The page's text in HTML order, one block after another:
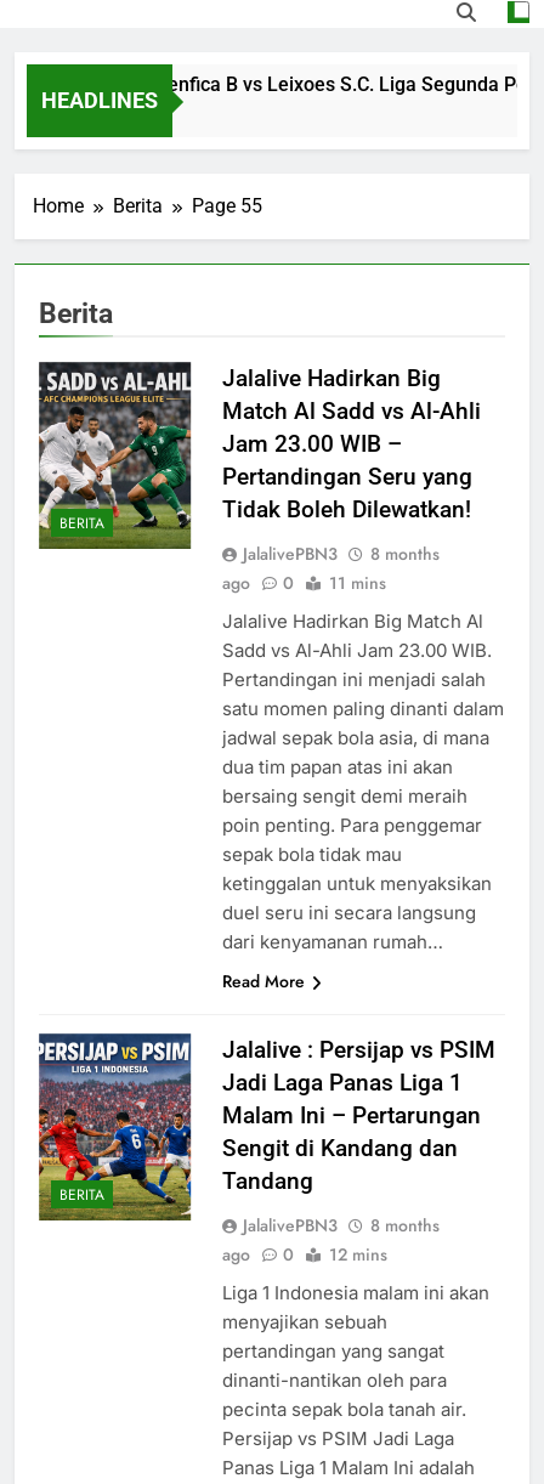
HEADLINES
S.L. Benfica B vs Leixoes S.C. Liga Segunda
Home Berita Page 55
Berita
BERITA
Jalalive Hadirkan Big
Match Al Sadd vs Al-Ahli
Jam 23.00 WIB –
Pertandingan Seru yang
Tidak Boleh Dilewatkan!
JalalivePBN3
8 months
ago
0 11 mins
Jalalive Hadirkan Big Match Al
Sadd vs Al-Ahli Jam 23.00 WIB.
Pertandingan ini menjadi salah
satu momen paling dinanti dalam
jadwal sepak bola asia, di mana
dua tim papan atas ini akan
bersaing sengit demi meraih
poin penting. Para penggemar
sepak bola tidak mau
ketinggalan untuk menyaksikan
duel seru ini secara langsung
dari kenyamanan rumah…
Read More
BERITA
Jalalive : Persijap vs PSIM
Jadi Laga Panas Liga 1
Malam Ini – Pertarungan
Sengit di Kandang dan
Tandang
JalalivePBN3
8 months
ago
0 12 mins
Liga 1 Indonesia malam ini akan
menyajikan sebuah
pertandingan yang sangat
dinanti-nantikan oleh para
pecinta sepak bola tanah air.
Persijap vs PSIM Jadi Laga
Panas Liga 1 Malam Ini adalah